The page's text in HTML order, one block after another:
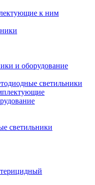
к ним
и оборудование
светильники
светильники